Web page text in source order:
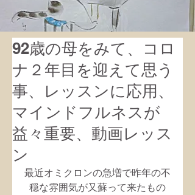
92歳の母をみて、コロ
ナ２年目を迎えて思う
事、レッスンに応用、
マインドフルネスが
益々重要、動画レッス
ン
最近オミクロンの急増で昨年の不
穏な雰囲気が又蘇って来たもの